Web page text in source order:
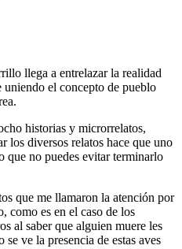
llega a entrelazar la realidad
el concepto de pueblo
historias y microrrelatos,
los diversos relatos hace que uno
que no puedes evitar terminarlo
que me llamaron la atención por
como es en el caso de los
al saber que alguien muere les
ve la presencia de estas aves